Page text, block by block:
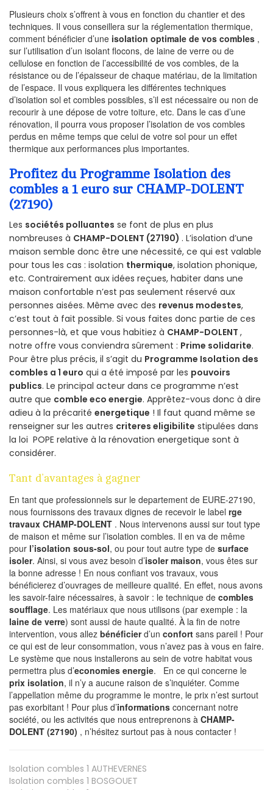
Plusieurs choix s’offrent à vous en fonction du chantier et des
techniques. Il vous conseillera sur la réglementation thermique,
comment bénéficier d’une isolation optimale de vos combles ,
sur l’utilisation d’un isolant flocons, de laine de verre ou de
cellulose en fonction de l’accessibilité de vos combles, de la
résistance ou de l’épaisseur de chaque matériau, de la limitation
de l’espace. Il vous expliquera les différentes techniques
d’isolation sol et combles possibles, s’il est nécessaire ou non de
recourir à une dépose de votre toiture, etc. Dans le cas d’une
rénovation, il pourra vous proposer l’isolation de vos combles
perdus en même temps que celui de votre sol pour un effet
thermique aux performances plus importantes.
Profitez du Programme Isolation des
combles a 1 euro sur CHAMP-DOLENT
(27190)
Les sociétés polluantes se font de plus en plus
nombreuses à CHAMP-DOLENT (27190) . L’isolation d’une
maison semble donc être une nécessité, ce qui est valable
pour tous les cas : isolation thermique, isolation phonique,
etc. Contrairement aux idées reçues, habiter dans une
maison confortable n’est pas seulement réservé aux
personnes aisées. Même avec des revenus modestes,
c’est tout à fait possible. Si vous faites donc partie de ces
personnes-là, et que vous habitiez à CHAMP-DOLENT ,
notre offre vous conviendra sûrement : Prime solidarite.
Pour être plus précis, il s’agit du Programme Isolation des
combles a 1 euro qui a été imposé par les pouvoirs
publics. Le principal acteur dans ce programme n’est
autre que comble eco energie. Apprêtez-vous donc à dire
adieu à la précarité energetique ! Il faut quand même se
renseigner sur les autres criteres eligibilite stipulées dans
la loi POPE relative à la rénovation energetique sont à
considérer.
Tant d’avantages à gagner
En tant que professionnels sur le departement de EURE-27190,
nous fournissons des travaux dignes de recevoir le label rge
travaux CHAMP-DOLENT . Nous intervenons aussi sur tout type
de maison et même sur l’isolation combles. Il en va de même
pour l’isolation sous-sol, ou pour tout autre type de surface
isoler. Ainsi, si vous avez besoin d’isoler maison, vous êtes sur
la bonne adresse ! En nous confiant vos travaux, vous
bénéficierez d’ouvrages de meilleure qualité. En effet, nous avons
les savoir-faire nécessaires, à savoir : le technique de combles
soufflage. Les matériaux que nous utilisons (par exemple : la
laine de verre) sont aussi de haute qualité. À la fin de notre
intervention, vous allez bénéficierd’un confort sans pareil ! Pour
ce qui est de leur consommation, vous n’avez pas à vous en faire.
Le système que nous installerons au sein de votre habitat vous
permettra plus d’economies energie. En ce qui concerne le
prix isolation, il n’y a aucune raison de s’inquiéter. Comme
l’appellation même du programme le montre, le prix n’est surtout
pas exorbitant ! Pour plus d’informations concernant notre
société, ou les activités que nous entreprenons à CHAMP-
DOLENT (27190) , n’hésitez surtout pas à nous contacter !
Isolation combles 1 AUTHEVERNES
Isolation combles 1 BOSGOUET